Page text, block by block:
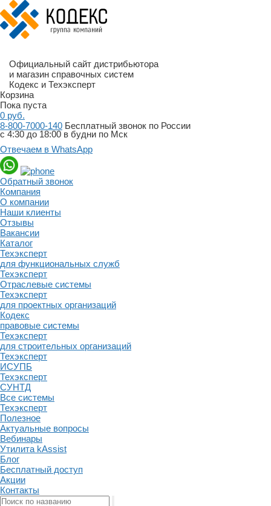
Официальный сайт дистрибьютора
и магазин справочных систем
Кодекс и Техэксперт
Корзина
Пока пуста
0 руб.
8-800-7000-140 Бесплатный звонок по России
с 4:30 до 18:00 в будни по Мск
Отвечаем в WhatsApp
Обратный звонок
Компания
О компании
Наши клиенты
Отзывы
Вакансии
Каталог
Техэксперт
для функциональных служб
Техэксперт
Отраслевые системы
Техэксперт
для проектных организаций
Кодекс
правовые системы
Техэксперт
для строительных организаций
Техэксперт
ИСУПБ
Техэксперт
СУНТД
Все системы
Техэксперт
Полезное
Актуальные вопросы
Вебинары
Утилита kAssist
Блог
Бесплатный доступ
Акции
Контакты